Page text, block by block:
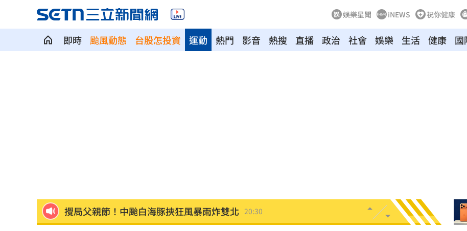
娛樂星聞 iNEWS 祝你健康
即時 颱風動態 台股怎投資 熱門 影音 熱搜 直播 政治 社會 娛樂 生活 健康 國
運動
攪局父親節！中颱白海豚挾狂風暴雨炸雙北 20:30